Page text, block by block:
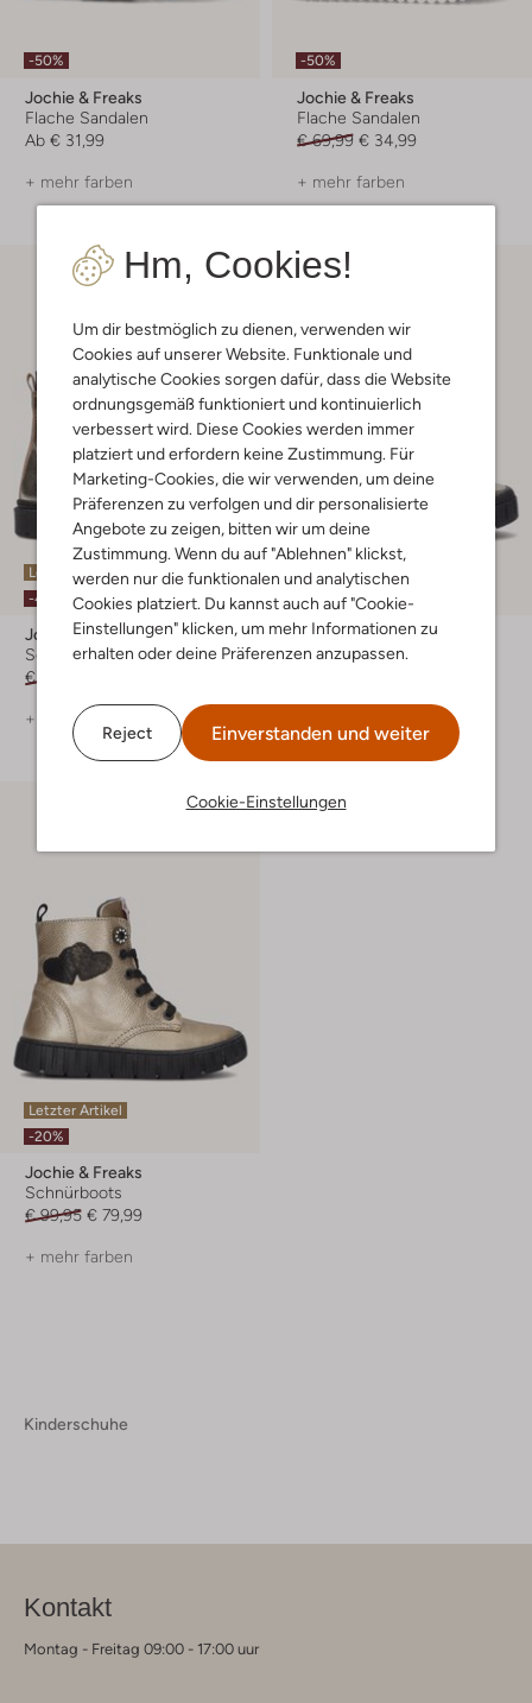
Hm, Cookies!
Um dir bestmöglich zu dienen, verwenden wir
Cookies auf unserer Website. Funktionale und
analytische Cookies sorgen dafür, dass die Website
ordnungsgemäß funktioniert und kontinuierlich
verbessert wird. Diese Cookies werden immer
platziert und erfordern keine Zustimmung. Für
Marketing-Cookies, die wir verwenden, um deine
Präferenzen zu verfolgen und dir personalisierte
Angebote zu zeigen, bitten wir um deine
Zustimmung. Wenn du auf "Ablehnen" klickst,
werden nur die funktionalen und analytischen
Cookies platziert. Du kannst auch auf "Cookie-
Einstellungen" klicken, um mehr Informationen zu
erhalten oder deine Präferenzen anzupassen.
Reject Einverstanden und weiter
Cookie-Einstellungen
-50%
Jochie & Freaks
Flache Sandalen
Ab € 31,99
+ mehr farben
-50%
Jochie & Freaks
Flache Sandalen
€ 69,99 € 34,99
+ mehr farben
Letzter Artikel
-40%
Jochie & Freaks
Schnürboots
€ 109,95
+ mehr farben
Letzter Artikel
-50%
Jochie & Freaks
Schnürboots
Letzter Artikel
-20%
Jochie & Freaks
Schnürboots
€ 99,95 € 79,99
+ mehr farben
Kinderschuhe
Kontakt
Montag - Freitag 09:00 - 17:00 uur